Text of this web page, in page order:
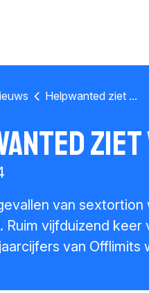
Helpwanted ziet ...
van
Ruim vijfduizend
van